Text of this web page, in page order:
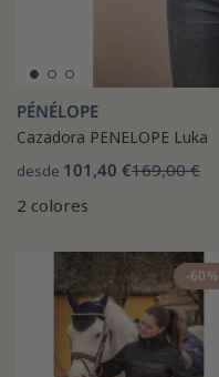
PÉNÉLOPE
Cazadora PENELOPE Luka
desde 101,40 €169,00 €
2 colores
-60%